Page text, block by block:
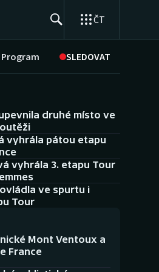
ČT
Program SLEDOVAT
druhé místo ve
vyhrála pátou etapu
vyhrála 3. etapu Tour
ve spurtu i
Tour
Mont Ventoux a
France